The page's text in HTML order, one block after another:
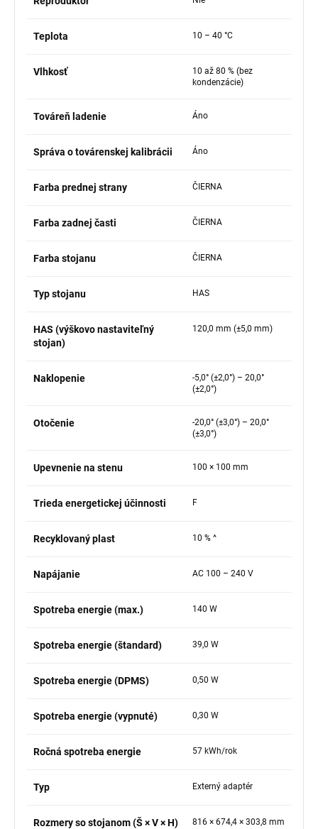
Teplota 10 – 40 °C
Vlhkosť
10 až 80 % (bez
kondenzácie)
Továreň ladenie Áno
Správa o továrenskej kalibrácii Áno
Farba prednej strany ČIERNA
Farba zadnej časti ČIERNA
Farba stojanu ČIERNA
Typ stojanu HAS
HAS (výškovo nastaviteľný
stojan)
120,0 mm (±5,0 mm)
Naklopenie
-5,0° (±2,0°) – 20,0°
(±2,0°)
Otočenie
-20,0° (±3,0°) – 20,0°
(±3,0°)
Upevnenie na stenu 100 × 100 mm
Trieda energetickej účinnosti F
Recyklovaný plast 10 % ^
Napájanie AC 100 – 240 V
Spotreba energie (max.) 140 W
Spotreba energie (štandard) 39,0 W
Spotreba energie (DPMS) 0,50 W
Spotreba energie (vypnuté) 0,30 W
Ročná spotreba energie 57 kWh/rok
Typ Externý adaptér
Rozmery so stojanom (Š × V × H) 816 × 674,4 × 303,8 mm